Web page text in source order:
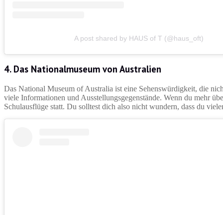
A post shared by HAUS of T (@haus_oft)
4. Das Nationalmuseum von Australien
Das National Museum of Australia ist eine Sehenswürdigkeit, die
viele Informationen und Ausstellungsgegenstände. Wenn du mehr
Schulausflüge statt. Du solltest dich also nicht wundern, dass du